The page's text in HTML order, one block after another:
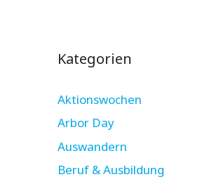
Kategorien
Aktionswochen
Arbor Day
Auswandern
Beruf & Ausbildung